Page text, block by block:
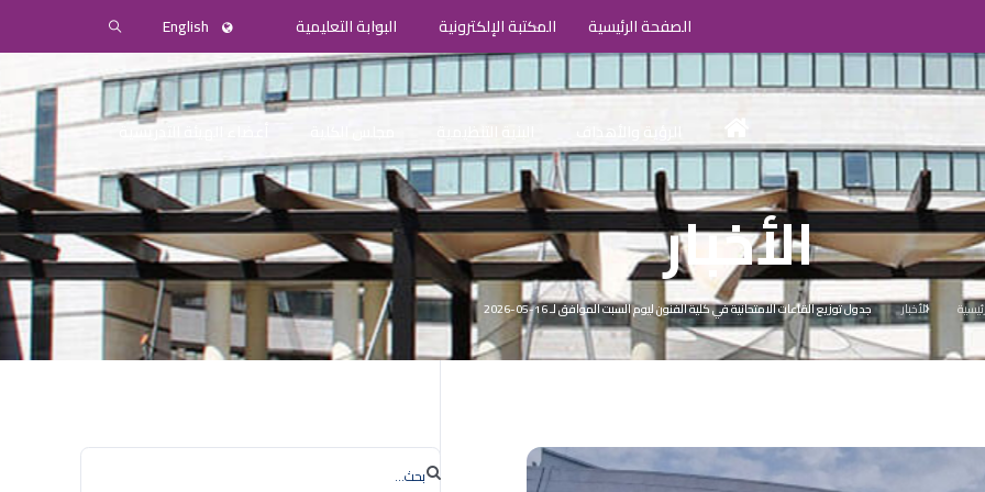
الصفحة الرئيسية المكتبة الإلكترونية البوابة التعليمية English
أعضاء الهيئة التدريسية
الأخبار
الأخبار جدول توزيع القاعات الامتحانية في كلية الفنون ليوم السبت الموافق لـ 16-05-2026